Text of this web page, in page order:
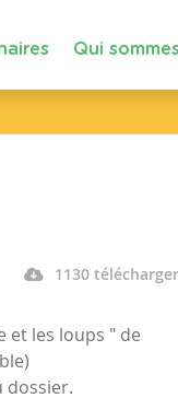
Qui
1130
et les loups " de
dossier.